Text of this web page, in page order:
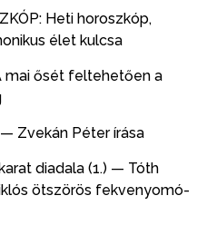
Heti horoszkóp,
élet kulcsa
mai ősét feltehetően a
Zvekán Péter írása
diadala (1.) — Tóth
ötszörös fekvenyomó-